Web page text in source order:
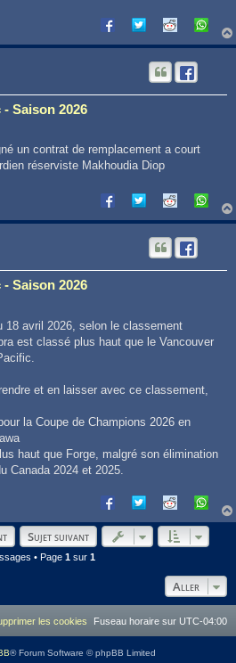
Saison 2026
un contrat de remplacement a court
réserviste Makhoudia Diop
Saison 2026
18 avril 2026, selon le classement
est classé plus haut que le Vancouver
et en laisser avec ce classement,
la Coupe de Champions 2026 en
haut que Forge, malgré son élimination
Canada 2024 et 2025.
Sujet suivant
• Page 1 sur 1
Aller
Fuseau horaire sur UTC-04:00
les cookies
® Forum Software © phpBB Limited